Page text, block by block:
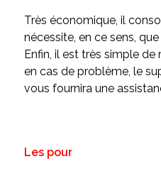
Très économique, il
nécessite, en ce sens,
Enfin, il est très simple
en cas de problème, le
vous fournira une
Les pour